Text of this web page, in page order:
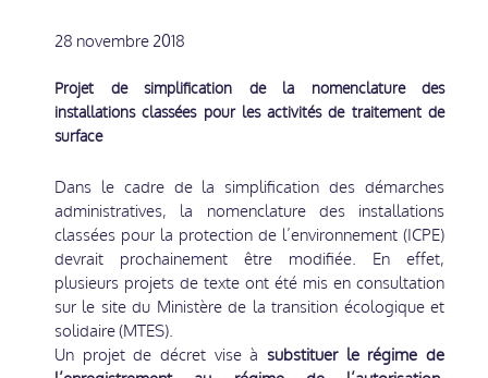
28 novembre 2018
Projet de simplification de la nomenclature des
installations classées pour les activités de traitement de
surface
Dans le cadre de la simplification des démarches
administratives, la nomenclature des installations
classées pour la protection de l’environnement (ICPE)
devrait prochainement être modifiée. En effet,
plusieurs projets de texte ont été mis en consultation
sur le site du Ministère de la transition écologique et
solidaire (MTES).
Un projet de décret vise à substituer le régime de